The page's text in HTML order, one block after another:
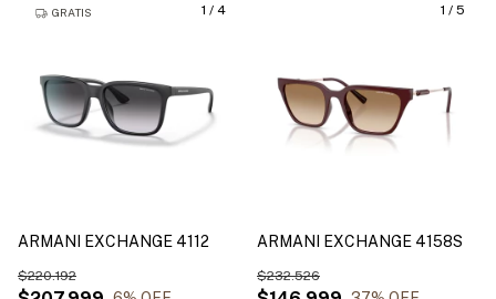
1 / 4
GRATIS
ARMANI EXCHANGE 4112
$220.192
1 / 5
ARMANI EXCHANGE 4158S
$232.526